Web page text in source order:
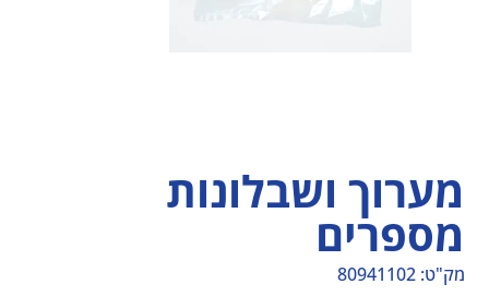
מערוך ושבלונות
מספרים
מק"ט:
מק"ט
80941102
80941102